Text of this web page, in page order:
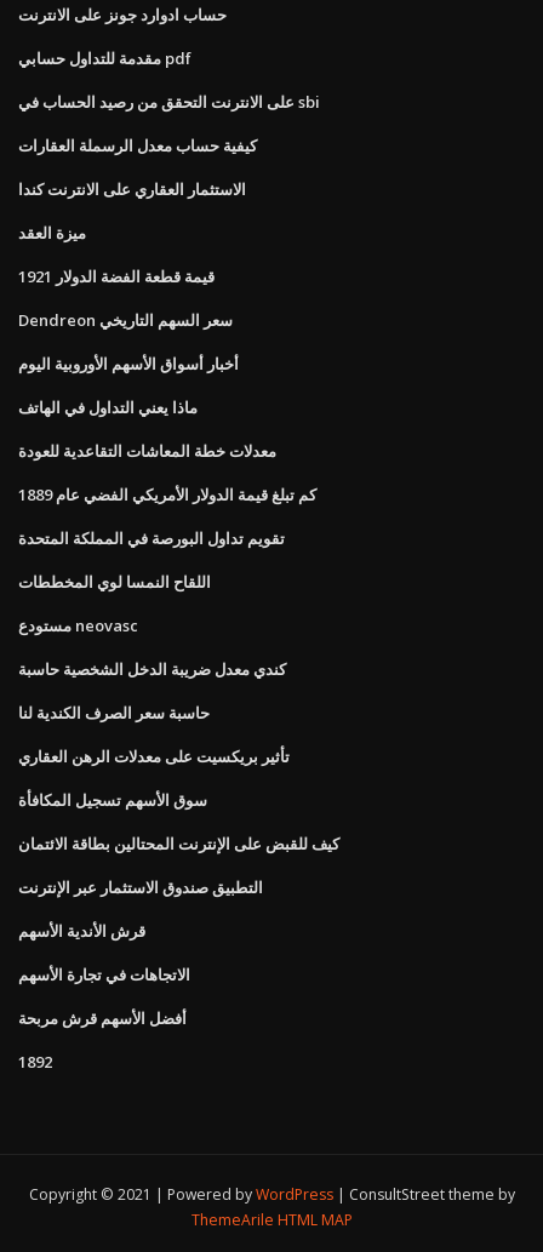
حساب ادوارد جونز على الانترنت
مقدمة للتداول حسابي pdf
على الانترنت التحقق من رصيد الحساب في sbi
كيفية حساب معدل الرسملة العقارات
الاستثمار العقاري على الانترنت كندا
ميزة العقد
1921 قيمة قطعة الفضة الدولار
Dendreon سعر السهم التاريخي
أخبار أسواق الأسهم الأوروبية اليوم
ماذا يعني التداول في الهاتف
معدلات خطة المعاشات التقاعدية للعودة
كم تبلغ قيمة الدولار الأمريكي الفضي عام 1889
تقويم تداول البورصة في المملكة المتحدة
اللقاح النمسا لوي المخططات
مستودع neovasc
كندي معدل ضريبة الدخل الشخصية حاسبة
حاسبة سعر الصرف الكندية لنا
تأثير بريكسيت على معدلات الرهن العقاري
سوق الأسهم تسجيل المكافأة
كيف للقبض على الإنترنت المحتالين بطاقة الائتمان
التطبيق صندوق الاستثمار عبر الإنترنت
قرش الأندية الأسهم
الاتجاهات في تجارة الأسهم
أفضل الأسهم قرش مربحة
1892
Copyright © 2021 | Powered byWordPress
ConsultStreet theme by
ThemeArile HTML MAP